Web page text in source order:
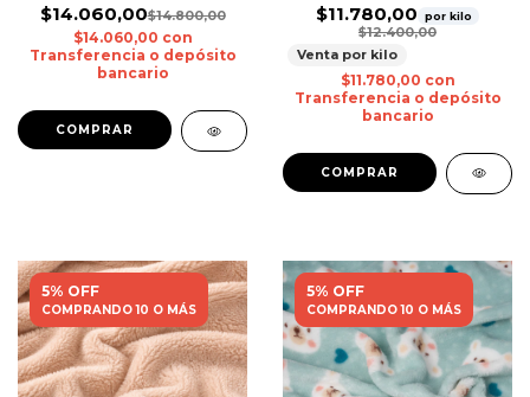
$14.060,00$14.800,00
$14.060,00 con
Transferencia o depósito
bancario
$11.780,00 por kilo
$12.400,00
Venta por kilo
$11.780,00 con
Transferencia o depósito
bancario
5% OFF
COMPRANDO 10 O MÁS
5% OFF
COMPRANDO 10 O MÁS